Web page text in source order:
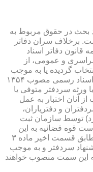
بحث در حقوق مربوط به
برخلاف سران دفاتر
به موجب ماده ۳ آئین نامه قانون دفاتر اسناد
۱۳۶۰) به طور سراسری و عمومی، از
گردیده یا به موجب
اختیارات حاصله از ماده ۶۹ قانون دفاتر اسناد رسمی مصوب ۱۳۵۴
ورثه سردفتر متوفی یا
آنان اختبار به عمل
و دفتریاران،
توسط سازمان ثبت
قوه قضائیه به این
سمت منصوب خواهند شد. دفتریاران، مطابق قسمت اخیر ماده ۳
رسمی ۱۳۵۴، بنا به پیشنهاد سردفتر و به موجب
این سمت منصوب خواهند